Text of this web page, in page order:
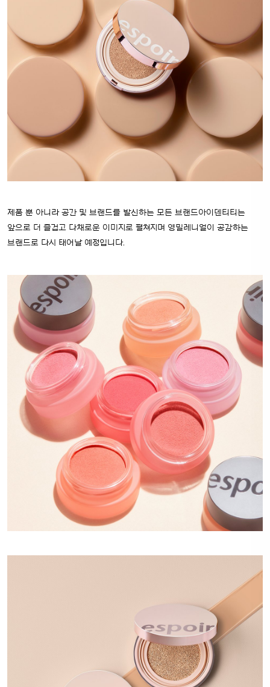
제품 뿐 아니라 공간 및 브랜드를 발신하는 모든 브랜드아이덴티티는
앞으로 더 즐겁고 다채로운 이미지로 펼쳐지며 영밀레니얼이 공감하는
브랜드로 다시 태어날 예정입니다.